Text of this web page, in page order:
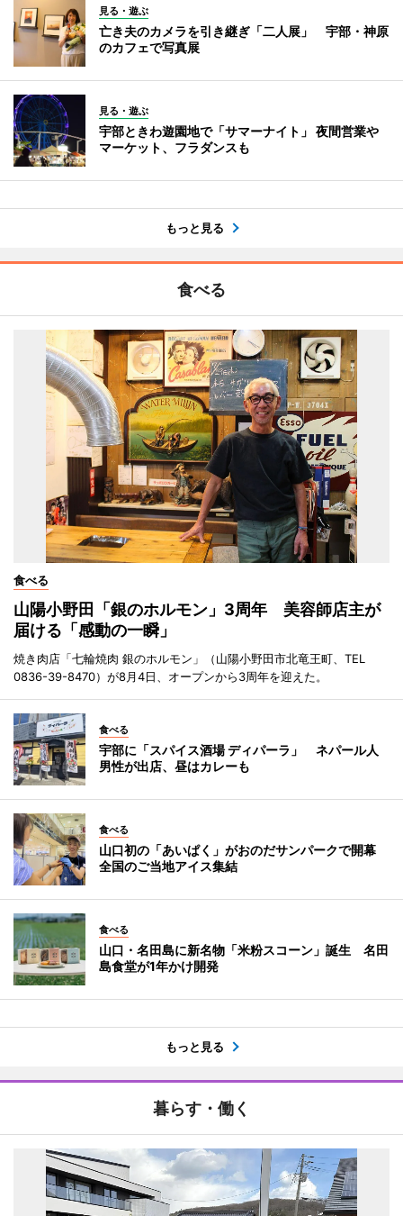
見る・遊ぶ
亡き夫のカメラを引き継ぎ「二人展」 宇部・神原
のカフェで写真展
見る・遊ぶ
宇部ときわ遊園地で「サマーナイト」 夜間営業や
マーケット、フラダンスも
もっと見る
食べる
食べる
山陽小野田「銀のホルモン」3周年 美容師店主が
届ける「感動の一瞬」
焼き肉店「七輪焼肉 銀のホルモン」（山陽小野田市北竜王町、TEL
0836-39-8470）が8月4日、オープンから3周年を迎えた。
食べる
宇部に「スパイス酒場 ディパーラ」 ネパール人
男性が出店、昼はカレーも
食べる
山口初の「あいぱく」がおのだサンパークで開幕
全国のご当地アイス集結
食べる
山口・名田島に新名物「米粉スコーン」誕生 名田
島食堂が1年かけ開発
もっと見る
暮らす・働く